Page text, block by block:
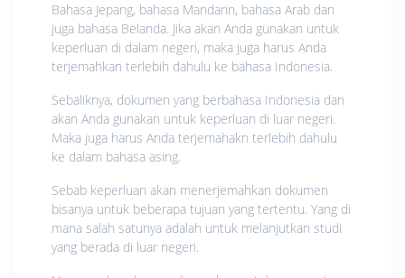
Bahasa Jepang, bahasa Mandarin, bahasa Arab dan
juga bahasa Belanda. Jika akan Anda gunakan untuk
keperluan di dalam negeri, maka juga harus Anda
terjemahkan terlebih dahulu ke bahasa Indonesia.
Sebaliknya, dokumen yang berbahasa Indonesia dan
akan Anda gunakan untuk keperluan di luar negeri.
Maka juga harus Anda terjemahakn terlebih dahulu
ke dalam bahasa asing.
Sebab keperluan akan menerjemahkan dokumen
bisanya untuk beberapa tujuan yang tertentu. Yang di
mana salah satunya adalah untuk melanjutkan studi
yang berada di luar negeri.